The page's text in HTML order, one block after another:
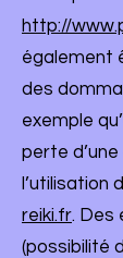
http://
également
des
exemple
perte
l’utilisation
reiki.fr. Des
(possibilité